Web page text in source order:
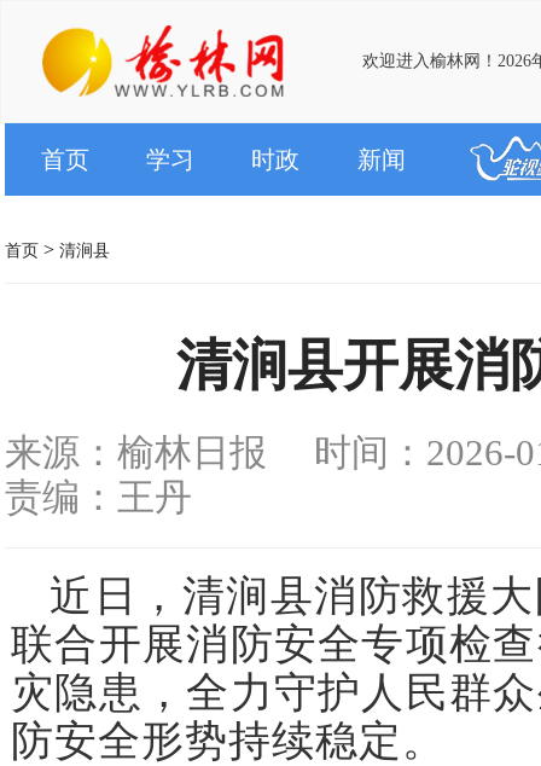
欢迎进入榆林网！2026
首页 学习 时政 新闻
首页 > 清涧县
清涧县开展消
来源：榆林日报
时间：2026-
责编：王丹
近日，清涧县消防救援
联合开展消防安全专项检
灾隐患，全力守护人民群
防安全形势持续稳定。